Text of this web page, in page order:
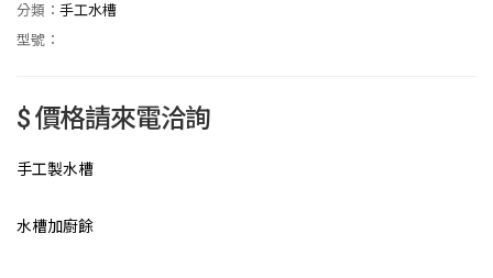
分類： 手工水槽
型號：
$ 價格請來電洽詢
手工製水槽
水槽加廚餘